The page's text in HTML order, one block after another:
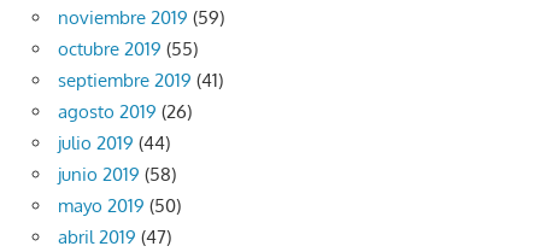
noviembre 2019 (59)
octubre 2019 (55)
septiembre 2019 (41)
agosto 2019 (26)
julio 2019 (44)
junio 2019 (58)
mayo 2019 (50)
abril 2019 (47)